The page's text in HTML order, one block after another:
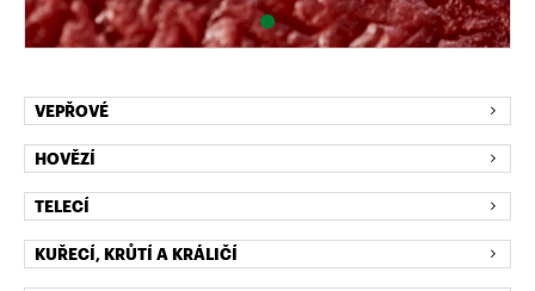
VEPŘOVÉ
HOVĚZÍ
TELECÍ
KUŘECÍ, KRŮTÍ A KRÁLIČÍ